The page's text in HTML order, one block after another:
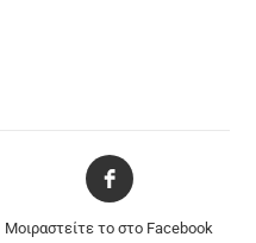
Μοιραστείτε το στο Facebook